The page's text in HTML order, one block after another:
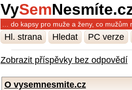
VySem
… do kapsy pro muže a ženy, co mužům
Hl. strana Hledat PC verze
Zobrazit příspěvky bez odpovědí
O vysemnesmite.cz